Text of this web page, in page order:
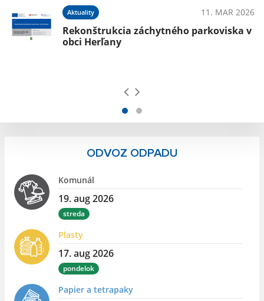
Aktuality 11. MAR 2026
Rekonštrukcia záchytného parkoviska v
obci Herľany
ODVOZ ODPADU
Komunál
19. aug 2026
streda
Plasty
17. aug 2026
pondelok
Papier a tetrapaky